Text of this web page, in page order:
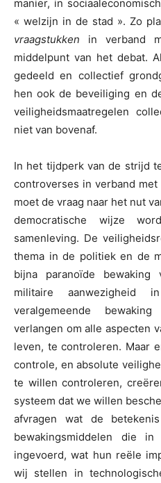
manier, in
« welzijn in de stad ». Zo
vraagstukken in verband
middelpunt van het debat.
gedeeld en collectief
hen ook de beveiliging en
veiligheidsmaatregelen
niet van bovenaf.
In het tijdperk van de strijd
controverses in verband
moet de vraag naar het nut
democratische wijze
samenleving. De
thema in de politiek en de
bijna paranoïde
militaire aanwezigheid
veralgemeende
verlangen om alle aspecten
leven, te controleren. Maar
controle, en absolute
te willen controleren,
systeem dat we willen
afvragen wat de
bewakingsmiddelen die
ingevoerd, wat hun reële
wij stellen in